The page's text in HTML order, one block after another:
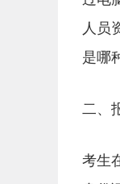
人员
是哪
二、
考生